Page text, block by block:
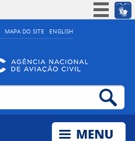
MAPA DO SITE ENGLISH
Simplifique!
Acesso à informação
Legislação